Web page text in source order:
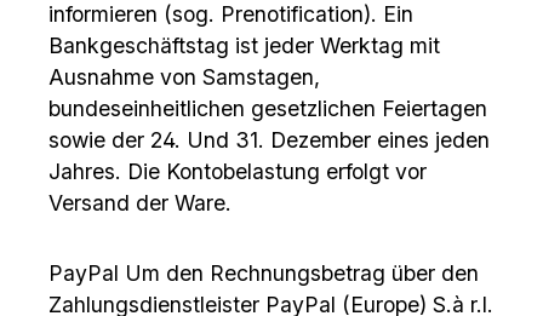
informieren (sog. Prenotification). Ein
Bankgeschäftstag ist jeder Werktag mit
Ausnahme von Samstagen,
bundeseinheitlichen gesetzlichen Feiertagen
sowie der 24. Und 31. Dezember eines jeden
Jahres. Die Kontobelastung erfolgt vor
Versand der Ware.
PayPal Um den Rechnungsbetrag über den
Zahlungsdienstleister PayPal (Europe) S.à r.l.